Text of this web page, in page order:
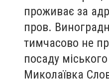
проживає за
пров.
тимчасово не
посаду
Миколаївка